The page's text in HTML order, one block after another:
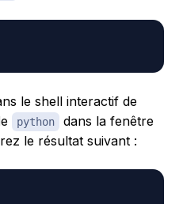
le shell interactif de
python
dans la fenêtre
le résultat suivant :